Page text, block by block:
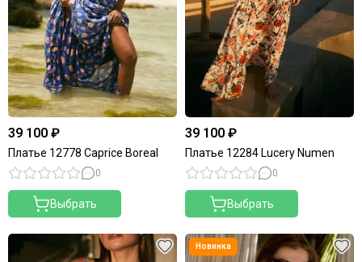
39 100 ₽
Платье 12778 Caprice Boreal
0
Выбрать
39 100 ₽
Платье 12284 Lucery Numen
0
Выбрать